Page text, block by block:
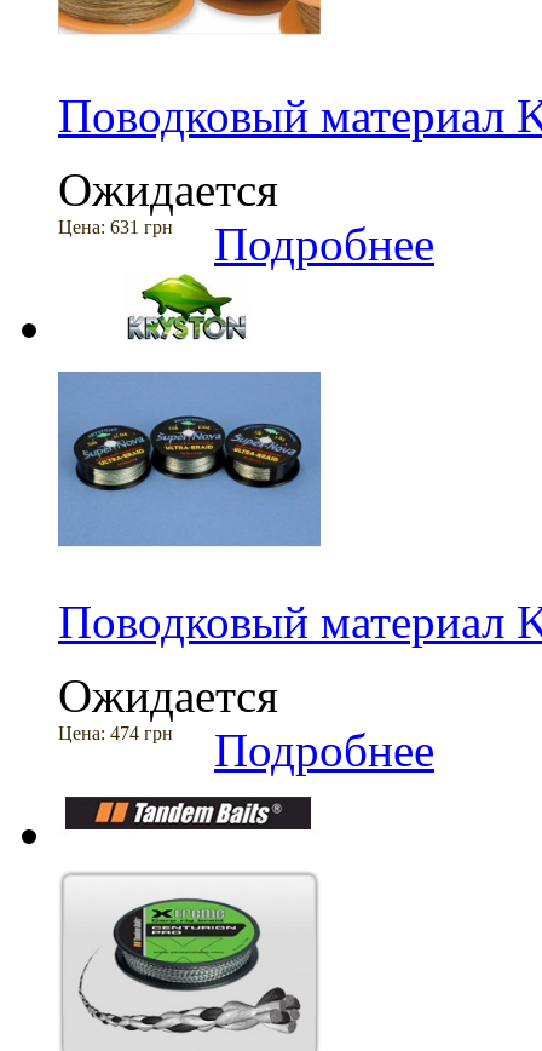
Поводковый материал
Ожидается
Цена: 631 грн Подробнее
Поводковый материал
Ожидается
Цена: 474 грн Подробнее